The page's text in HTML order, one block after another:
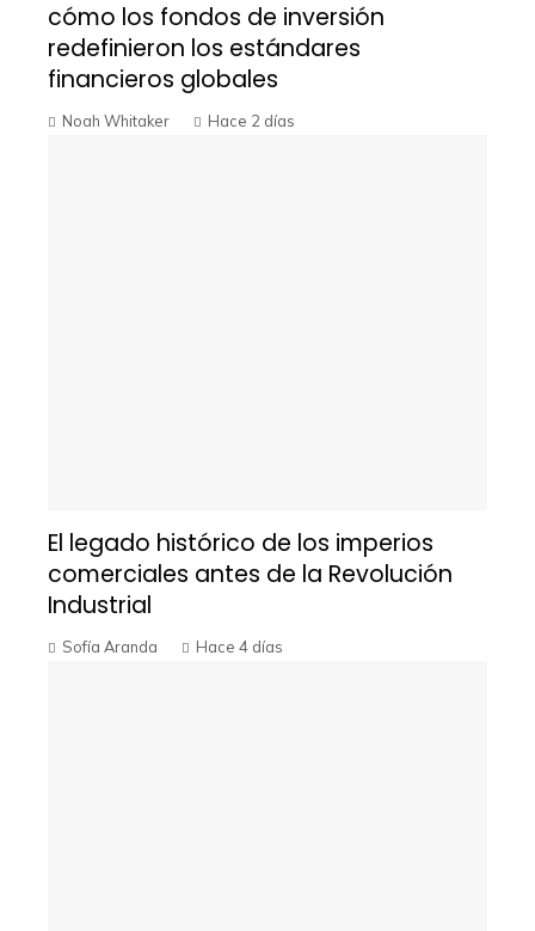
cómo los fondos de inversión
redefinieron los estándares
financieros globales
Noah Whitaker Hace 2 días
El legado histórico de los imperios
comerciales antes de la Revolución
Industrial
Sofía Aranda Hace 4 días